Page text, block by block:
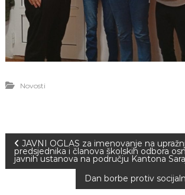
Novosti
N
a
JAVNI OGLAS za imenovanje na
predsjednika i članova školskih odbora
javnih ustanova na području Kantona
Dan borbe protiv